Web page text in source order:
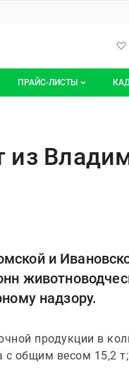
ПРАЙС-ЛИСТЫ
из
и
надзору.
продукции в
общим весом 15,2